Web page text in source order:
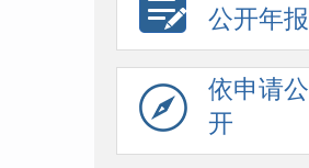
公开年报
依申请公
开